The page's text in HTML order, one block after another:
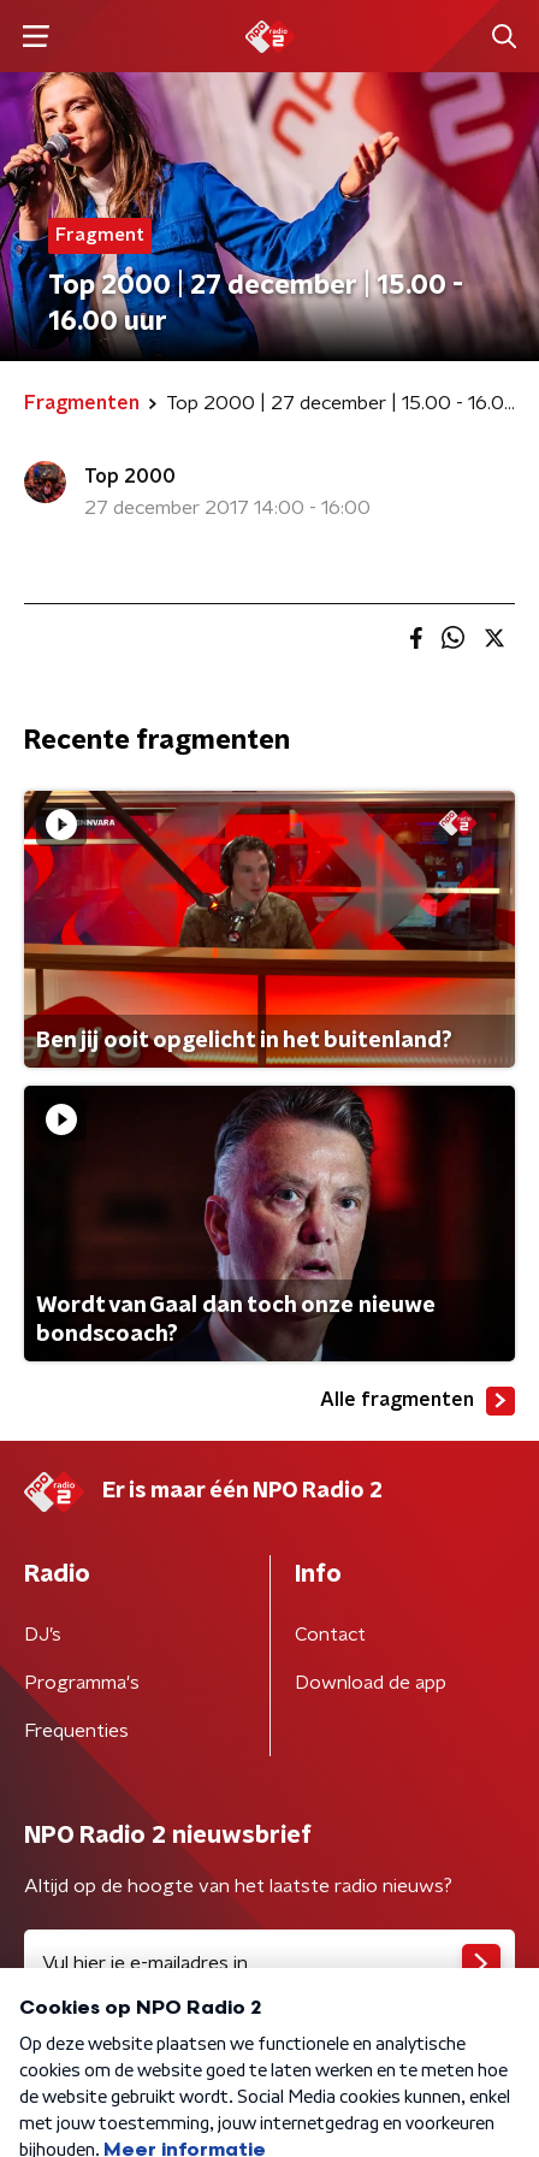
Fragment
Top 2000 | 27 december | 15.00 -
16.00 uur
Fragmenten Top 2000 | 27 december | 15.00 - 16.00 uur
Top 2000
27 december 2017 14:00 - 16:00
Recente fragmenten
Ben jij ooit opgelicht in het buitenland?
Wordt van Gaal dan toch onze nieuwe
bondscoach?
Alle fragmenten
Er is maar één NPO Radio 2
Radio
DJ’s
Programma's
Frequenties
Info
Contact
Download de app
NPO Radio 2 nieuwsbrief
Altijd op de hoogte van het laatste radio nieuws?
Algemene voorwaarden